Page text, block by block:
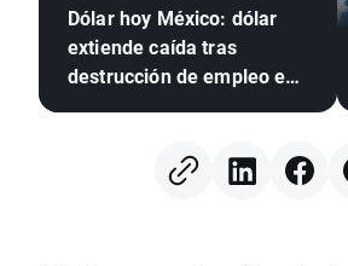
Dólar hoy México: dólar
extiende caída tras
destrucción de empleo en